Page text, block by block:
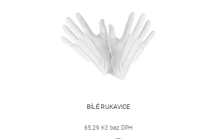
BÍLÉ RUKAVICE
65,29 Kč bez DPH